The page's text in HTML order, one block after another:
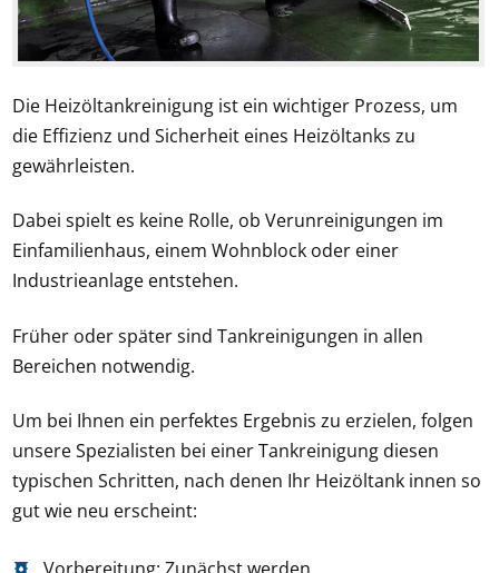
Die Heizöltankreinigung ist ein wichtiger Prozess, um
die Effizienz und Sicherheit eines Heizöltanks zu
gewährleisten.
Dabei spielt es keine Rolle, ob Verunreinigungen im
Einfamilienhaus, einem Wohnblock oder einer
Industrieanlage entstehen.
Früher oder später sind Tankreinigungen in allen
Bereichen notwendig.
Um bei Ihnen ein perfektes Ergebnis zu erzielen, folgen
unsere Spezialisten bei einer Tankreinigung diesen
typischen Schritten, nach denen Ihr Heizöltank innen so
gut wie neu erscheint: